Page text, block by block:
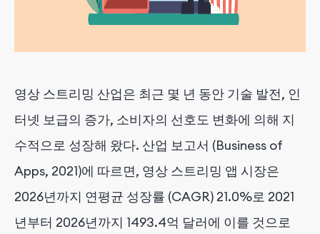
영상 스트리밍 산업은 최근 몇 년 동안 기술 발전, 인
터넷 보급의 증가, 소비자의 선호도 변화에 의해 지
수적으로 성장해 왔다. 산업 보고서 (Business of
Apps, 2021)에 따르면, 영상 스트리밍 앱 시장은
2026년까지 연평균 성장률 (CAGR) 21.0%로 2021
년부터 2026년까지 1493.4억 달러에 이를 것으로